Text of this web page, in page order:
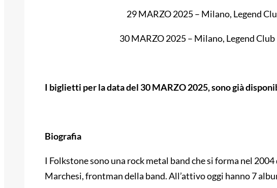
29 MARZO 2025 – Milano, Legend
30 MARZO 2025 – Milano, Legend Club
I biglietti per la data del 30 MARZO 2025, sono già
Biografia
I Folkstone sono una rock metal band che si forma nel 2004
Marchesi, frontman della band. All’attivo oggi hanno 7